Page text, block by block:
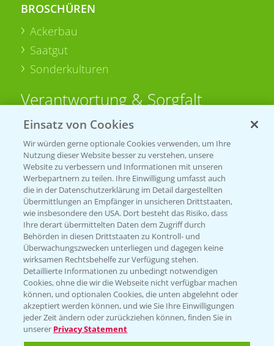
BROSCHÜREN
Ackerbau
Saatgut
Sonderkulturen
Verantwortung & Sorgfalt
Sammelstellen und Termine
PRE - Chemikalien sicher entsorgen
Sammelstellen und Termine
Kontakt & Notfall
Beratung auf WhatsApp
T.+49 (0)174 346 564 1
KONTAKT
Einsatz von Cookies
Wir würden gerne optionale Cookies verwenden, um Ihre
Nutzung dieser Website besser zu verstehen, unsere
Website zu verbessern und Informationen mit unseren
Werbepartnern zu teilen. Ihre Einwilligung umfasst auch
die in der Datenschutzerklärung im Detail dargestellten
Übermittlungen an Empfänger in unsicheren Drittstaaten,
wie insbesondere den USA. Dort besteht das Risiko, dass
Ihre derart übermittelten Daten dem Zugriff durch
Behörden in diesen Drittstaaten zu Kontroll- und
Überwachungszwecken unterliegen und dagegen keine
wirksamen Rechtsbehelfe zur Verfügung stehen.
Detaillierte Informationen zu unbedingt notwendigen
Cookies, ohne die wir die Webseite nicht verfügbar machen
können, und optionalen Cookies, die unten abgelehnt oder
akzeptiert werden können, und wie Sie Ihre Einwilligungen
jeder Zeit ändern oder zurückziehen können, finden Sie in
unserer Privacy Statement